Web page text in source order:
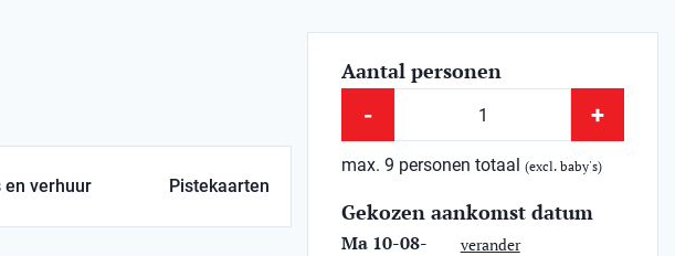
en verhuur Pistekaarten
Aantal personen
- +
max. 9 personen totaal(excl. baby's)
Gekozen aankomst datum
Ma 10-08-
verander